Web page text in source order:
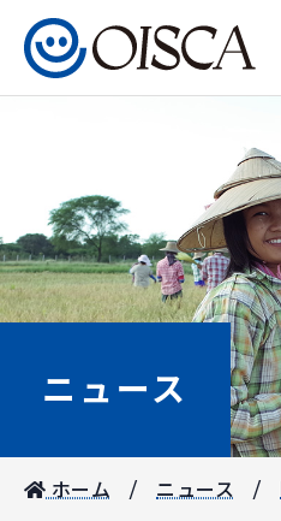
ニュース
ホーム ニュース